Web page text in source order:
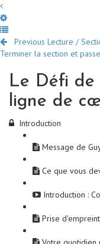
Previous Lecture /
Terminer la section et
Le Défi de
ligne de
Introduction
Message de
Ce que vous
Introduction :
Prise